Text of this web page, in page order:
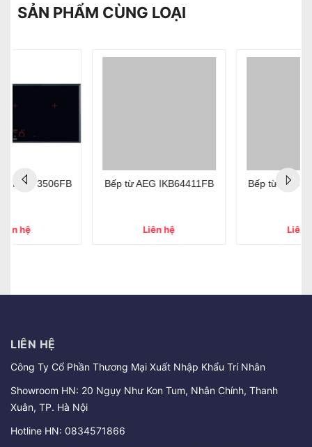
SẢN PHẨM CÙNG LOẠI
Bếp từ AEG IKB64411FB Bếp từ AEG IKB64431XB
LIÊN HỆ
Công Ty Cổ Phần Thương Mại Xuất Nhập Khẩu Trí Nhân
Showroom HN: 20 Ngụy Như Kon Tum, Nhân Chính, Thanh
Xuân, TP. Hà Nội
Hotline HN: 0834571866